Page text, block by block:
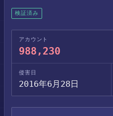
検証済み
アカウント
988,230
侵害日
2016年6月28日